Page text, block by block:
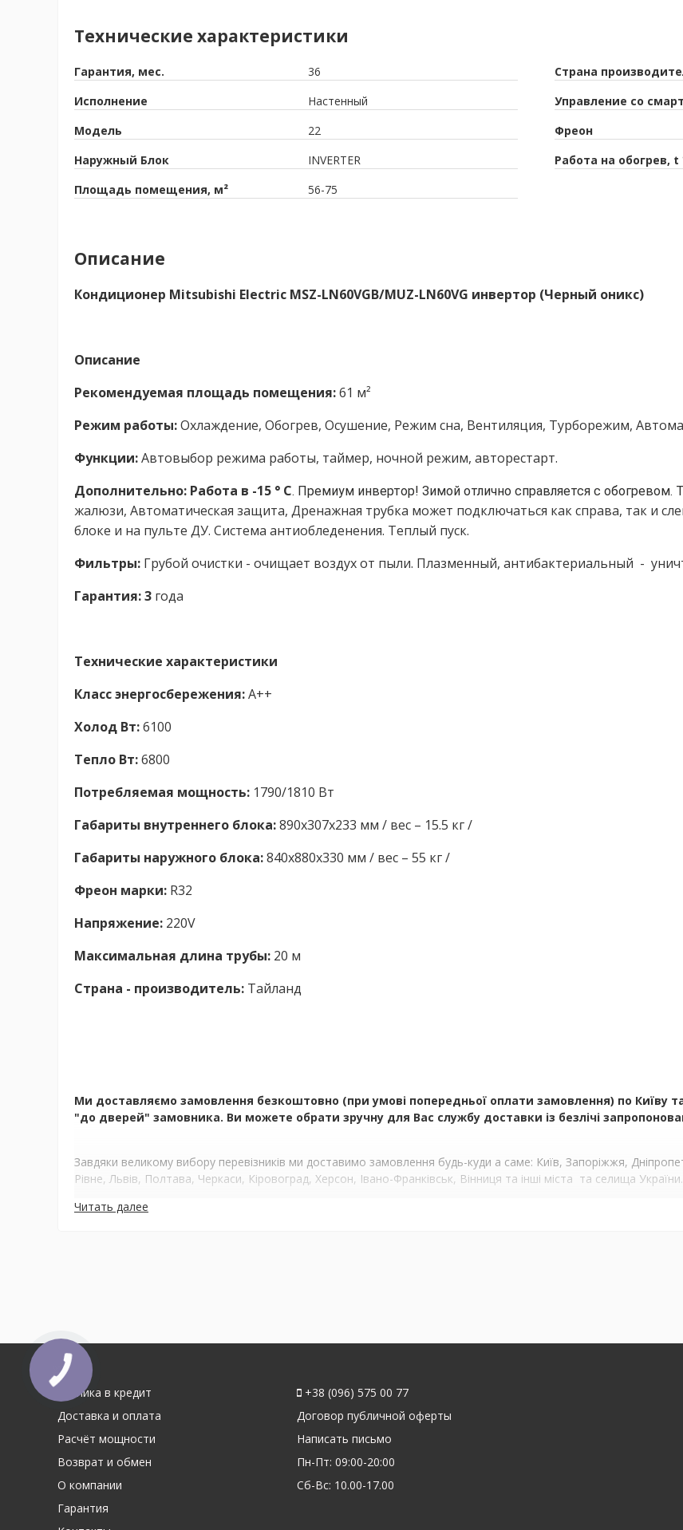
Технические характеристики
Гарантия, мес.
36
Исполнение
Настенный
Модель
22
Наружный Блок
INVERTER
Площадь помещения, м²
56-75
Страна
Управление со
Фреон
Работа на обогрев, t
Описание
Кондиционер Mitsubishi Electric MSZ-LN60VGB/MUZ-LN60VG инвертор (Черный оникс)
Описание
Рекомендуемая площадь помещения:61 м²
Режим работы:Охлаждение, Обогрев, Осушение, Режим сна, Вентиляция, Турборежим,
Функции:Автовыбор режима работы, таймер, ночной режим, авторестарт.
Дополнительно: Работа в -15 ° С. Премиум инвертор! Зимой отлично справляется с обогревом.
жалюзи, Автоматическая защита, Дренажная трубка может подключаться как справа, так и
блоке и на пульте ДУ. Система антиобледенения. Теплый пуск.
Фильтры: Грубой очистки - очищает воздух от пыли. Плазменный, антибактериальный -
Гарантия: 3 года
Технические характеристики
Класс энергосбережения:A++
Холод Вт:6100
Тепло Вт:6800
Потребляемая мощность: 1790/1810 Вт
Габариты внутреннего блока:890x307x233 мм / вес – 15.5 кг /
Габариты наружного блока:840x880x330 мм / вес – 55 кг /
Фреон марки: R32
Напряжение: 220V
Максимальная длина трубы: 20 м
Страна - производитель: Тайланд
Ми доставляємо замовлення безкоштовно (при умові попередньої оплати замовлення) по Київу та
"до дверей" замовника. Ви можете обрати зручну для Вас службу доставки із безлічі
Завдяки великому вибору перевізників ми доставимо замовлення будь-куди а саме: Київ, Запоріжжя,
Рівне, Львів, Полтава, Черкаси, Кіровоград, Херсон, Івано-Франківськ, Вінниця та інші міста та селища України.
Читать далее
Техника в кредит
Доставка и оплата
Расчёт мощности
Возврат и обмен
О компании
Гарантия
+38 (096) 575 00 77
Договор публичной оферты
Написать письмо
Пн-Пт: 09:00-20:00
Сб-Вс: 10.00-17.00